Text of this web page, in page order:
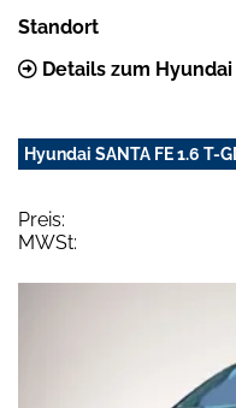
Standort
Details zum Hyundai
Hyundai SANTA FE 1.6 T-
Preis:
MWSt: